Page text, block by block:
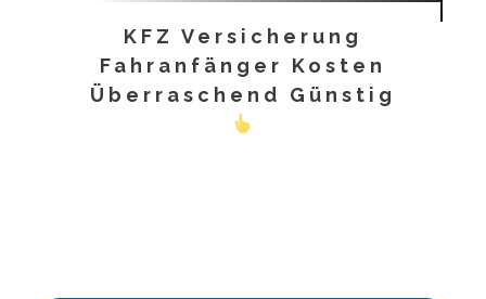
KFZ Versicherung
Fahranfänger Kosten
Überraschend Günstig